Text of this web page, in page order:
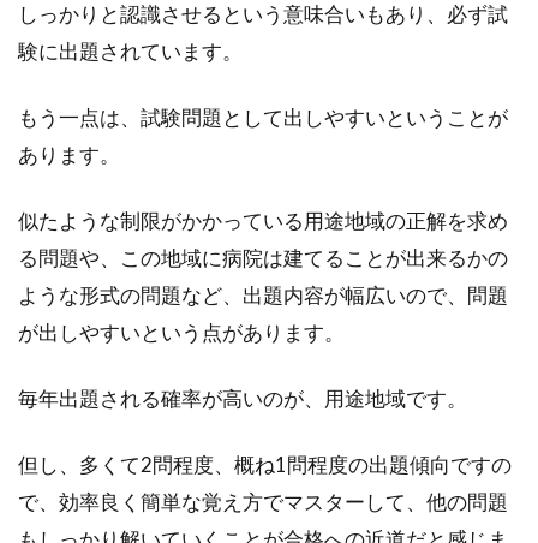
もあるでしょ...
しっかりと認識させるという意味合いもあり、必ず試
験に出題されています。
もう一点は、試験問題として出しやすいということが
あります。
似たような制限がかかっている用途地域の正解を求め
る問題や、この地域に病院は建てることが出来るかの
ような形式の問題など、出題内容が幅広いので、問題
が出しやすいという点があります。
毎年出題される確率が高いのが、用途地域です。
但し、多くて2問程度、概ね1問程度の出題傾向ですの
で、効率良く簡単な覚え方でマスターして、他の問題